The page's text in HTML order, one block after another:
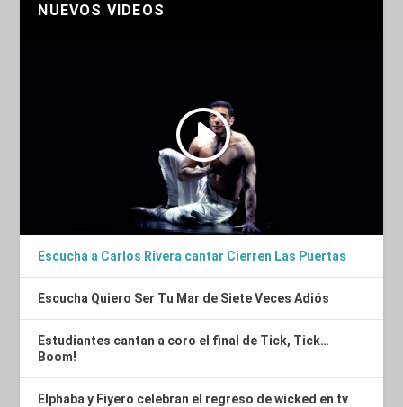
NUEVOS VIDEOS
Escucha a Carlos Rivera cantar Cierren Las Puertas
Escucha Quiero Ser Tu Mar de Siete Veces Adiós
Estudiantes cantan a coro el final de Tick, Tick…
Boom!
Elphaba y Fiyero celebran el regreso de wicked en tv